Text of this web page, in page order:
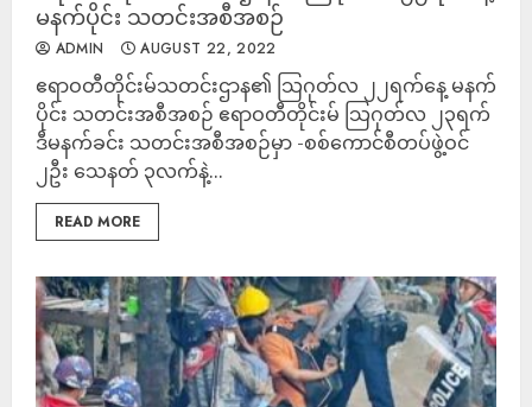
မနက်ပိုင်း သတင်းအစီအစဉ်
ADMIN AUGUST 22, 2022
ဧရာဝတီတိုင်းမ်သတင်းဌာန၏ သြဂုတ်လ ၂၂ရက်နေ့ မနက်
ပိုင်း သတင်းအစီအစဉ် ဧရာဝတီတိုင်းမ် သြဂုတ်လ ၂၃ရက်
ဒီမနက်ခင်း သတင်းအစီအစဉ်မှာ -စစ်ကောင်စီတပ်ဖွဲ့ဝင်
၂ဦး သေနတ် ၃လက်နဲ့...
READ MORE